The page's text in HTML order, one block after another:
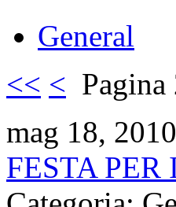
General
<< <
mag 18, 2010
FESTA